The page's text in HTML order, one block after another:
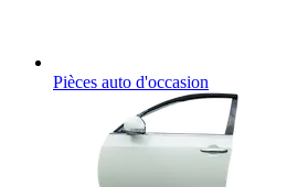
Pièces auto d'occasion